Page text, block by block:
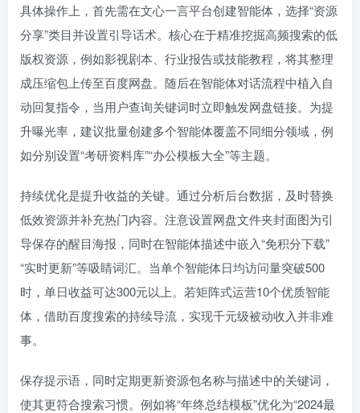
具体操作上，首先需在文心一言平台创建智能体，选择“资源
分享”类目并设置引导话术。核心在于精准挖掘高频搜索的低
版权资源，例如影视剧本、行业报告或技能教程，将其整理
成压缩包上传至百度网盘。随后在智能体对话流程中植入自
动回复指令，当用户查询关键词时立即触发网盘链接。为提
升曝光率，建议批量创建多个智能体覆盖不同细分领域，例
如分别设置“考研资料库”“办公模板大全”等主题。
持续优化是提升收益的关键。通过分析后台数据，及时替换
低效资源并补充热门内容。注意设置网盘文件夹封面图为引
导保存的醒目海报，同时在智能体描述中嵌入“免积分下载”
“实时更新”等吸睛词汇。当单个智能体日均访问量突破500
时，单日收益可达300元以上。若矩阵式运营10个优质智能
体，借助百度搜索的持续导流，实现千元级被动收入并非难
事。
保存提示语，同时定期更新资源包名称与描述中的关键词，
使其更符合搜索习惯。例如将“年终总结模板”优化为“2024最